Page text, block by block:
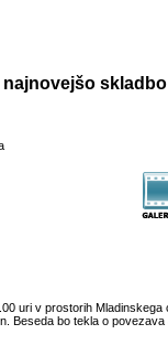
najnovejšo
uri v prostorih Mladinskega
Beseda bo tekla o povezava